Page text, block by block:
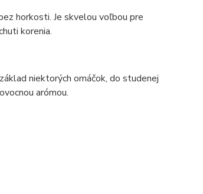
horkosti. Je skvelou voľbou pre
korenia.
niektorých omáčok, do studenej
arómou.